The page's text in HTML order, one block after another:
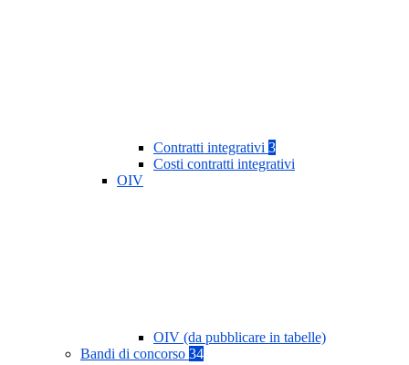
Contratti integrativi 3
Costi contratti integrativi
OIV
OIV (da pubblicare in tabelle)
Bandi di concorso 34